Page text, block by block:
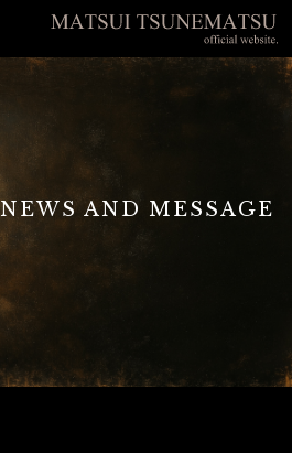
NEWS AND MESSAGE